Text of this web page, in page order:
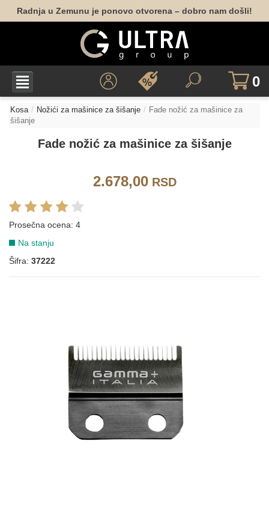
Radnja u Zemunu je ponovo otvorena – dobro nam došli!
0
Kosa Nožići za mašinice za šišanje
Fade nožić za mašinice za
šišanje
Fade nožić za mašinice za šišanje
2.678,00RSD
Prosečna ocena: 4
Na stanju
Šifra: 37222